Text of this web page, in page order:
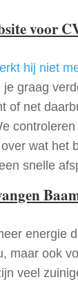
voor
hij niet
graag
of net
wat het
snelle
energie
maar ook
veel